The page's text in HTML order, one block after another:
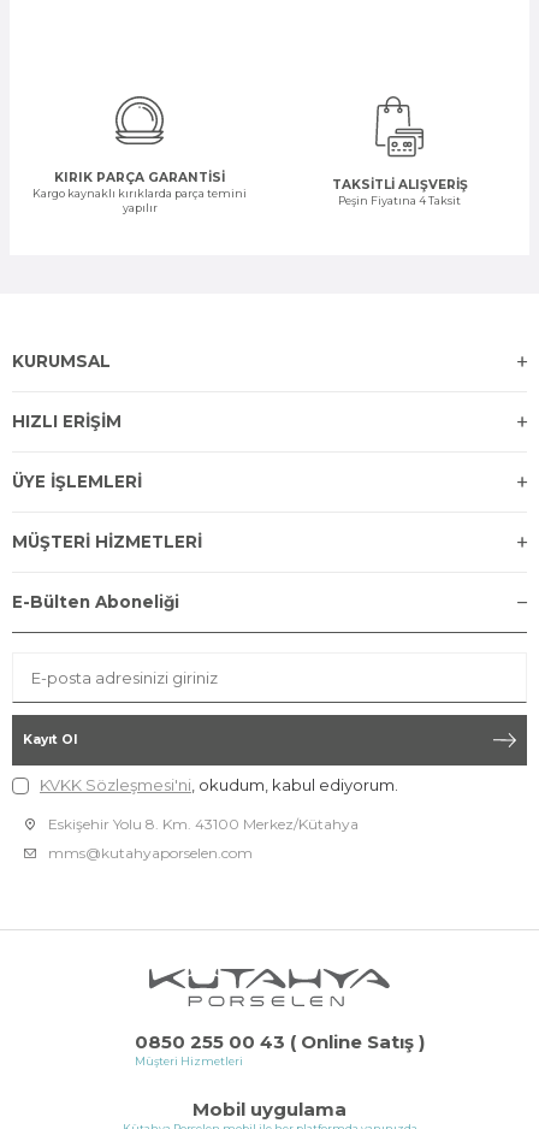
KIRIK PARÇA GARANTİSİ
Kargo kaynaklı kırıklarda parça temini
yapılır
TAKSİTLİ ALIŞVERİŞ
Peşin Fiyatına 4 Taksit
0850 255 00 43 ( Online Satış )
Müşteri Hizmetleri
Mobil uygulama
KURUMSAL
HIZLI ERİŞİM
ÜYE İŞLEMLERİ
MÜŞTERİ HİZMETLERİ
E-Bülten Aboneliği
Kayıt Ol
KVKK Sözleşmesi'ni , okudum, kabul ediyorum.
Eskişehir Yolu 8. Km. 43100 Merkez/Kütahya
mms@kutahyaporselen.com